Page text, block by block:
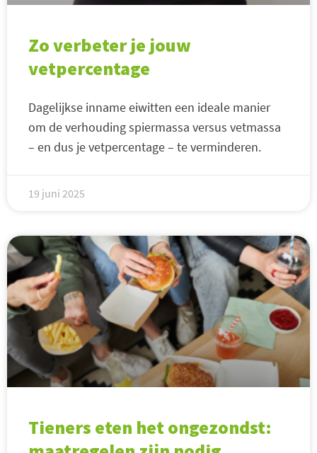
Zo verbeter je jouw
vetpercentage
Dagelijkse inname eiwitten een ideale manier
om de verhouding spiermassa versus vetmassa
– en dus je vetpercentage – te verminderen.
19 juni 2025
Tieners eten het ongezondst: